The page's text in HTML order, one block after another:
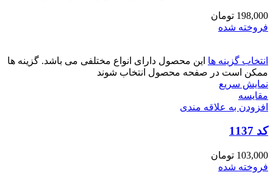
198,000 تومان
فروخته شده
انتخاب گزینه ها این محصول دارای انواع مختلفی می باشد. گزینه ها
ممکن است در صفحه محصول انتخاب شوند
نمایش سریع
مقايسه
افزودن به علاقه مندی
کد 1137
103,000 تومان
فروخته شده